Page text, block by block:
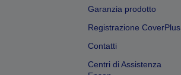
Garanzia prodotto
Registrazione CoverPlus
Contatti
Centri di Assistenza